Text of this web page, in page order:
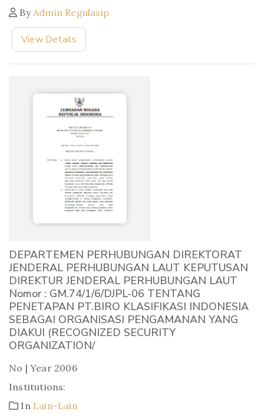
ByAdmin Regulasip
View Details
DEPARTEMEN PERHUBUNGAN DIREKTORAT
JENDERAL PERHUBUNGAN LAUT KEPUTUSAN
DIREKTUR JENDERAL PERHUBUNGAN LAUT
Nomor : GM.74/1/6/DJPL-06 TENTANG
PENETAPAN PT.BIRO KLASIFIKASI INDONESIA
SEBAGAI ORGANISASI PENGAMANAN YANG
DIAKUI (RECOGNIZED SECURITY
ORGANIZATION/
No | Year 2006
Institutions:
In Lain-Lain